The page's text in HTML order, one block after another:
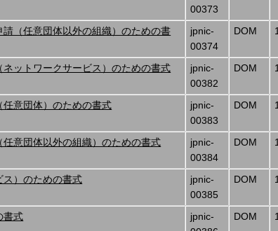
00373
（任意団体以外の組織）のための書
jpnic-
00374
DOM
ットワークサービス）のための書式
jpnic-
00382
DOM
任意団体）のための書式
jpnic-
00383
DOM
意団体以外の組織）のための書式
jpnic-
00384
DOM
ス）のための書式
jpnic-
00385
DOM
書式
jpnic-
DOM